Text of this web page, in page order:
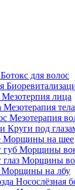
Ботокс для волос
Мезотерпия лица
Мезотерапия тела
Мезотерапия
Круги под
Морщины на шее
Морщины
Морщины
Морщины на лбу
Носослёзная